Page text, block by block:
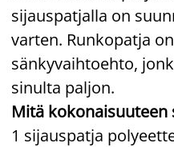
sijauspatjalla on
varten. Runkopatja
sänkyvaihtoehto,
sinulta paljon.
Mitä kokonaisuuteen
1 sijauspatja